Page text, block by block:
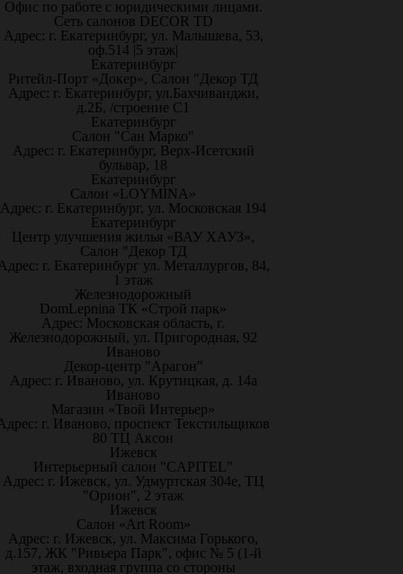
Офис по работе с юридическими лицами.
Сеть салонов DECOR TD
Адрес: г. Екатеринбург, ул. Малышева, 53,
оф.514 |5 этаж|
Екатеринбург
Ритейл-Порт «Докер», Салон "Декор ТД
Адрес: г. Екатеринбург, ул.Бахчиванджи,
д.2Б, /строение С1
Екатеринбург
Салон "Сан Марко"
Адрес: г. Екатеринбург, Верх-Исетский
бульвар, 18
Екатеринбург
Салон «LOYMINA»
Адрес: г. Екатеринбург, ул. Московская 194
Екатеринбург
Центр улучшения жилья «ВАУ ХАУЗ»,
Салон "Декор ТД
г. Екатеринбург ул. Металлургов, 84,
1 этаж
Железнодорожный
DomLepnina ТК «Строй парк»
Адрес: Московская область, г.
Железнодорожный, ул. Пригородная, 92
Иваново
Декор-центр "Арагон"
Адрес: г. Иваново, ул. Крутицкая, д. 14а
Иваново
Магазин «Твой Интерьер»
г. Иваново, проспект Текстильщиков
80 ТЦ Аксон
Ижевск
Интерьерный салон "CAPITEL"
Адрес: г. Ижевск, ул. Удмуртская 304е, ТЦ
"Орион", 2 этаж
Ижевск
Салон «Art Room»
Адрес: г. Ижевск, ул. Максима Горького,
д.157, ЖК "Ривьера Парк", офис № 5 (1-й
этаж, входная группа со стороны